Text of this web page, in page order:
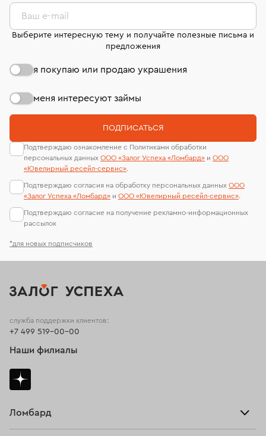
*для новых подписчиков
Ваш e-mail
Выберите интересную тему и получайте полезные письма и
предложения
я покупаю или продаю украшения
меня интересуют займы
ПОДПИСАТЬСЯ
Подтверждаю ознакомление с Политиками обработки
персональных данных ООО «Залог Успеха «Ломбард» и ООО
«Ювелирный ресейл-сервиc».
Подтверждаю согласия на обработку персональных данных ООО
«Залог Успеха «Ломбард» и ООО «Ювелирный ресейл-сервиc».
Подтверждаю согласие на получение рекламно-информационных
рассылок
Ломбард
служба поддержки клиентов:
+7 499 519-00-00
Наши филиалы